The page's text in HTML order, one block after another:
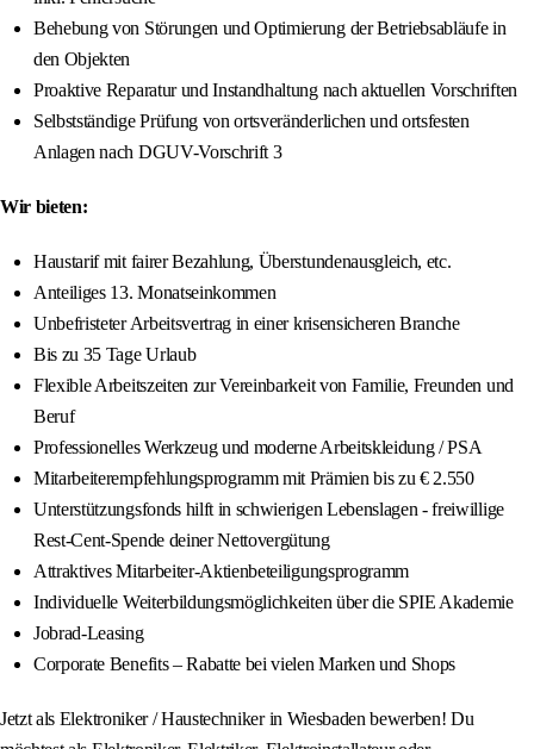
Behebung von Störungen und Optimierung der Betriebsabläufe in
den Objekten
Proaktive Reparatur und Instandhaltung nach aktuellen Vorschriften
Selbstständige Prüfung von ortsveränderlichen und ortsfesten
Anlagen nach DGUV-Vorschrift 3
Wir bieten:
Haustarif mit fairer Bezahlung, Überstundenausgleich, etc.
Anteiliges 13. Monatseinkommen
Unbefristeter Arbeitsvertrag in einer krisensicheren Branche
Bis zu 35 Tage Urlaub
Flexible Arbeitszeiten zur Vereinbarkeit von Familie, Freunden und
Beruf
Professionelles Werkzeug und moderne Arbeitskleidung / PSA
Mitarbeiterempfehlungsprogramm mit Prämien bis zu € 2.550
Unterstützungsfonds hilft in schwierigen Lebenslagen - freiwillige
Rest-Cent-Spende deiner Nettovergütung
Attraktives Mitarbeiter-Aktienbeteiligungsprogramm
Individuelle Weiterbildungsmöglichkeiten über die SPIE Akademie
Jobrad-Leasing
Corporate Benefits – Rabatte bei vielen Marken und Shops
Jetzt als Elektroniker / Haustechniker in Wiesbaden bewerben! Du